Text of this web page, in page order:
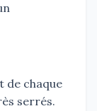
de chaque
serrés.